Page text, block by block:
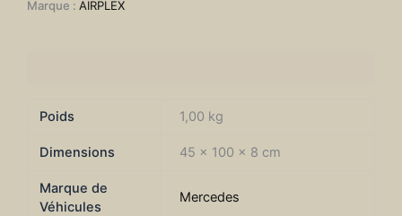
SPRINTER
Marque : AIRPLEX
Poids 1,00 kg
Dimensions 45 × 100 × 8 cm
Marque de
Véhicules
Mercedes